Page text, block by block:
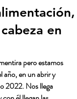
en
pero estamos
año, en un abrir y
2022. Nos llega